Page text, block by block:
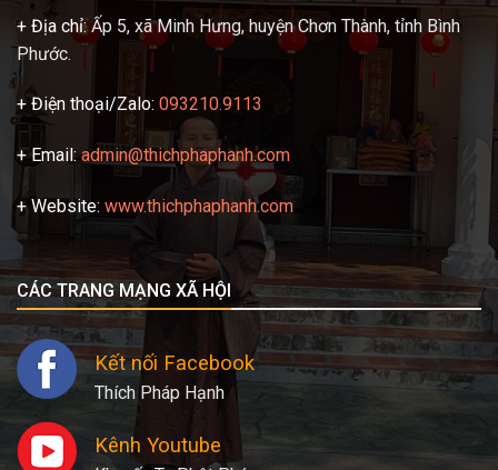
+ Địa chỉ:Ấp 5, xã Minh Hưng, huyện Chơn Thành, tỉnh Bình
Phước.
+ Điện thoại/Zalo: 093210.9113
+ Email:admin@thichphaphanh.com
+ Website: www.thichphaphanh.com
CÁC TRANG MẠNG XÃ HỘI
Kết nối Facebook
Thích Pháp Hạnh
Kênh Youtube